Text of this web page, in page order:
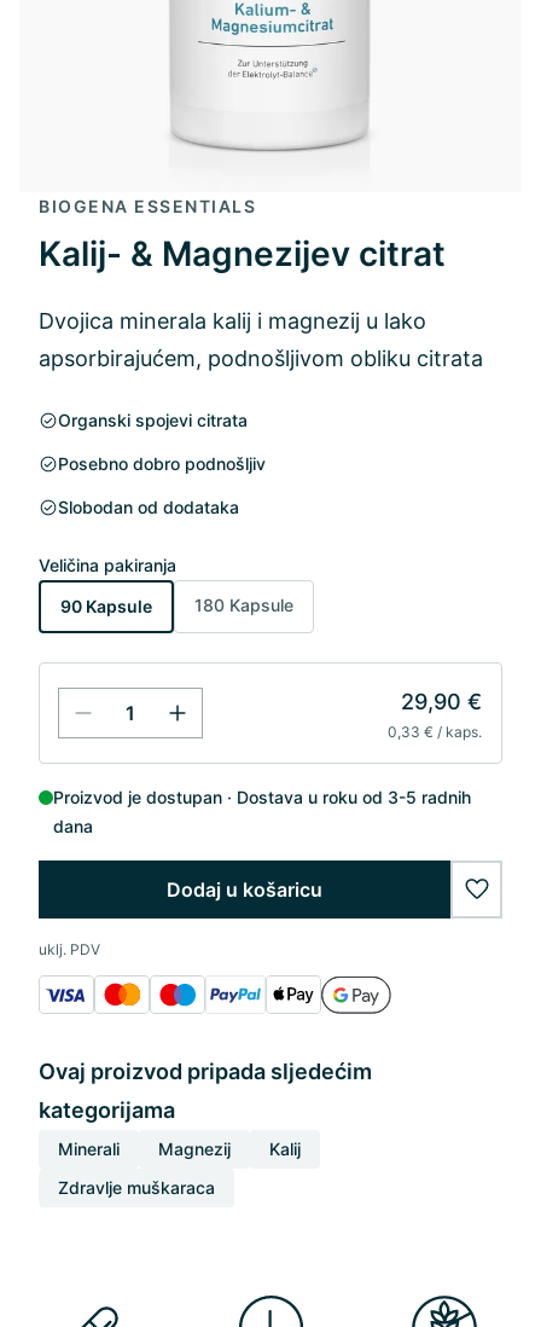
BIOGENA ESSENTIALS
Kalij- & Magnezijev citrat
Dvojica minerala kalij i magnezij u lako
apsorbirajućem, podnošljivom obliku citrata
Organski spojevi citrata
Posebno dobro podnošljiv
Slobodan od dodataka
Veličina pakiranja
90 Kapsule
180 Kapsule
29,90 €
0,33 € / kaps.
Proizvod je dostupan
Dostava u roku od 3-5 radnih
dana
Dodaj u košaricu
uklj. PDV
Ovaj proizvod pripada sljedećim
kategorijama
Minerali Magnezij
Kalij
Zdravlje muškaraca